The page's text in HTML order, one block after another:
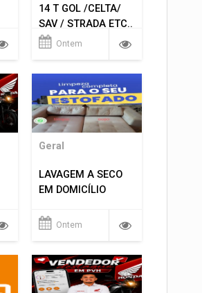
14 T GOL /CELTA/
SAV / STRADA ETC..
R$ 219,99
Ontem
Geral
LAVAGEM A SECO
EM DOMICÍLIO
Ontem